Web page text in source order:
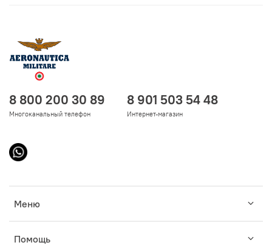
Меню
Помощь
8 800 200 30 89
Многоканальный телефон
8 901 503 54 48
Интернет-магазин